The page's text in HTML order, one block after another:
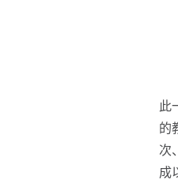
此
的
次
成